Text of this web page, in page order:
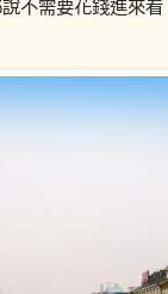
不需要花錢進來